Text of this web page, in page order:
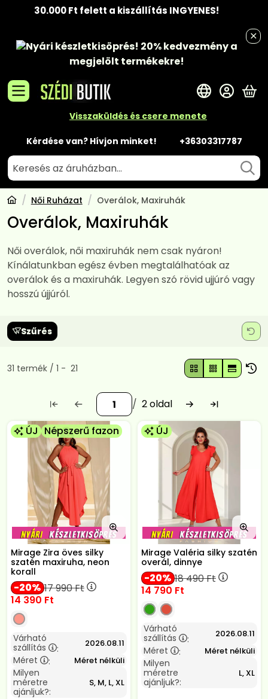
30.000 Ft felett a kiszállítás INGYENES!
Nyári készletkisöprés! 20% kedvezménya
megjelölt termékekre!
Visszaküldés és csere menete
Kérdése van? Hívjon minket! +36303317787
A
Női Ruházat Overálok, Maxiruhák
Overálok, Maxiruhák
Női overálok, női maxiruhák nem csak nyáron!
Kínálatunkban egész évben megtalálhatóak az
overálok és a maxiruhák. Legyen szó rövid ujjúró vagy
hosszú újjúról.
Szűrés
Összes termék a kategóriában
31 termék 1 21
2
ÚJ Népszerű fazon
Mirage Zira öves silky
szatén maxiruha, neon
korall
20 17 990Ft
14 390 Ft
Várható
szállítás
: 2026.08.11
Méret : Méret nélküli
Milyen
méretre
ajánljuk?:
S, M, L, XL
ÚJ
Mirage Valéria silky szatén
overál, dinnye
20 18 490Ft
14 790 Ft
Várható
szállítás
: 2026.08.11
Méret : Méret nélküli
Milyen
méretre
ajánljuk?:
L, XL